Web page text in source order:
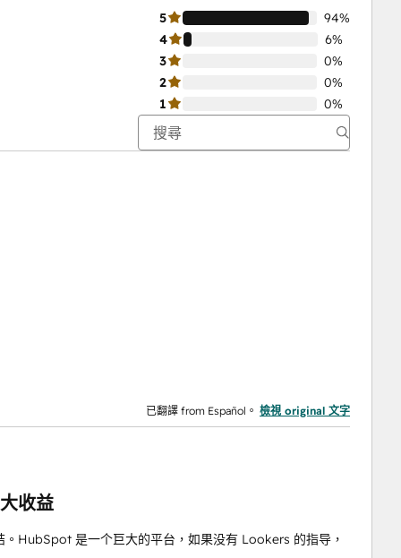
5
94%
4
6%
3
0%
2
0%
1
0%
已翻譯 from Español。 檢視 original 文字
收益
HubSpot 是一个巨大的平台，如果没有 Lookers 的指导，